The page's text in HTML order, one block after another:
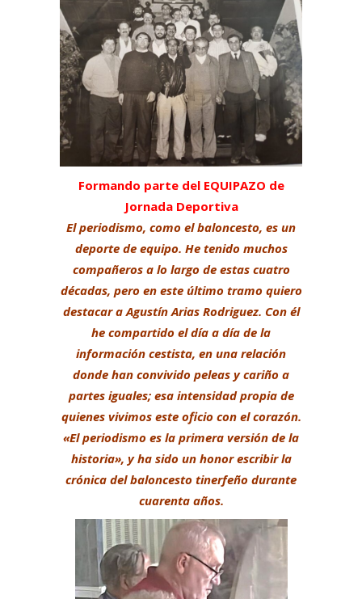
Formando parte del EQUIPAZO de
Jornada Deportiva
El periodismo, como el baloncesto, es un
deporte de equipo. He tenido muchos
compañeros a lo largo de estas cuatro
décadas, pero en este último tramo quiero
destacar aAgustín Arias Rodriguez. Con él
he compartido el día a día de la
información cestista, en una relación
donde han convivido peleas y cariño a
partes iguales; esa intensidad propia de
quienes vivimos este oficio con el corazón.
«El periodismo es la primera versión de la
historia», y ha sido un honor escribir la
crónica del baloncesto tinerfeño durante
cuarenta años.